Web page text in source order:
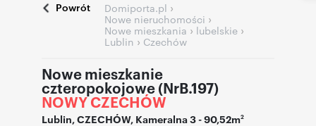
Powrót Domiporta.pl ›
Nowe nieruchomości ›
Nowe mieszkania › lubelskie ›
Lublin › Czechów
Nowe mieszkanie
czteropokojowe (NrB.197)
NOWY CZECHÓW
Lublin,CZECHÓW, Kameralna 3- 90,52m2